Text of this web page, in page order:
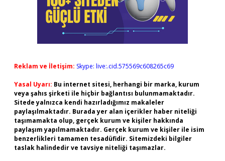
Reklam ve İletişim: Skype: live:.cid.575569c608265c69
Yasal Uyarı: Bu internet sitesi, herhangi bir marka, kurum
veya şahıs şirketi ile hiçbir bağlantısı bulunmamaktadır.
Sitede yalnızca kendi hazırladığımız makaleler
paylaşılmaktadır. Burada yer alan içerikler haber niteliği
taşımamakta olup, gerçek kurum ve kişiler hakkında
paylaşım yapılmamaktadır. Gerçek kurum ve kişiler ile isim
benzerlikleri tamamen tesadüfidir. Sitemizdeki bilgiler
taslak halindedir ve tavsiye niteliği taşımazlar.